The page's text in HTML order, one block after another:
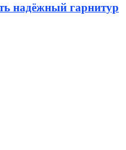
надёжный гарнитур